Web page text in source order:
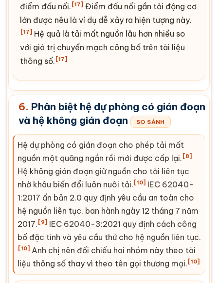
điểm đấu nối. [17] Điểm đấu nối gần tải động cơ
lớn được nêu là ví dụ dễ xảy ra hiện tượng này.
[17] Hệ quả là tải mất nguồn lâu hơn nhiều so
với giá trị chuyển mạch công bố trên tài liệu
thông số. [17]
6. Phân biệt hệ dự phòng có gián đoạn
và hệ không gián đoạn
SO SÁNH
Hệ dự phòng có gián đoạn cho phép tải mất
nguồn một quãng ngắn rồi mới được cấp lại. [8]
Hệ không gián đoạn giữ nguồn cho tải liên tục
nhờ khâu biến đổi luôn nuôi tải. [10] IEC 62040-
1:2017 ấn bản 2.0 quy định yêu cầu an toàn cho
hệ nguồn liên tục, ban hành ngày 12 tháng 7 năm
2017. [9] IEC 62040-3:2021 quy định cách công
bố đặc tính và yêu cầu thử cho hệ nguồn liên tục.
[10] Anh chị nên đối chiếu hai nhóm này theo tài
liệu thông số thay vì theo tên gọi thương mại. [10]